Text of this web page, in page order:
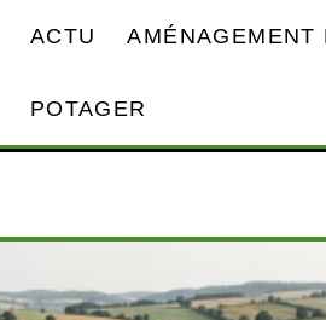
ACTU AMÉNAGEMENT
POTAGER